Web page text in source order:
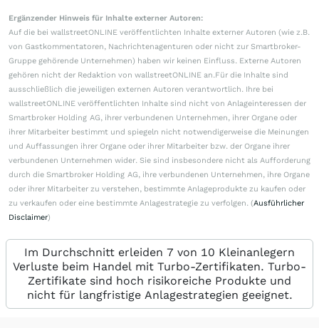
Ergänzender Hinweis für Inhalte externer Autoren:
Auf die bei wallstreetONLINE veröffentlichten Inhalte externer Autoren (wie z.B.
von Gastkommentatoren, Nachrichtenagenturen oder nicht zur Smartbroker-
Gruppe gehörende Unternehmen) haben wir keinen Einfluss. Externe Autoren
gehören nicht der Redaktion von wallstreetONLINE an.Für die Inhalte sind
ausschließlich die jeweiligen externen Autoren verantwortlich. Ihre bei
wallstreetONLINE veröffentlichten Inhalte sind nicht von Anlageinteressen der
Smartbroker Holding AG, ihrer verbundenen Unternehmen, ihrer Organe oder
ihrer Mitarbeiter bestimmt und spiegeln nicht notwendigerweise die Meinungen
und Auffassungen ihrer Organe oder ihrer Mitarbeiter bzw. der Organe ihrer
verbundenen Unternehmen wider. Sie sind insbesondere nicht als Aufforderung
durch die Smartbroker Holding AG, ihre verbundenen Unternehmen, ihre Organe
oder ihrer Mitarbeiter zu verstehen, bestimmte Anlageprodukte zu kaufen oder
zu verkaufen oder eine bestimmte Anlagestrategie zu verfolgen. (Ausführlicher
Disclaimer)
Im Durchschnitt erleiden 7 von 10 Kleinanlegern
Verluste beim Handel mit Turbo-Zertifikaten. Turbo-
Zertifikate sind hoch risikoreiche Produkte und
nicht für langfristige Anlagestrategien geeignet.